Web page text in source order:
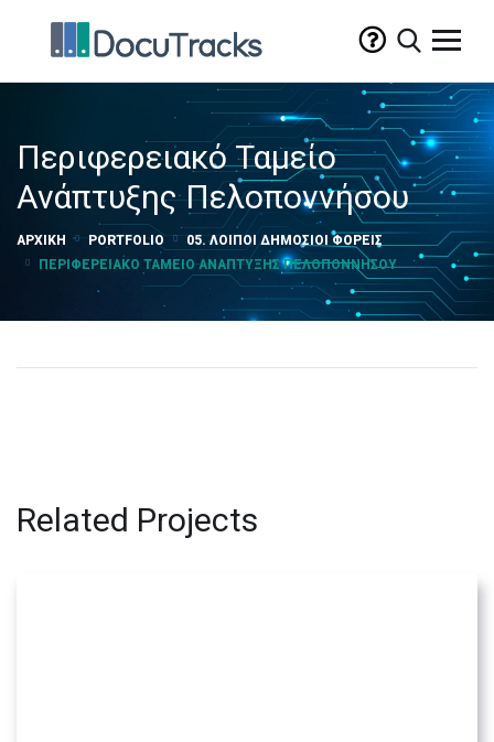
Περιφερειακό Ταμείο
Ανάπτυξης Πελοποννήσου
ΑΡΧΙΚΉ PORTFOLIO
05. ΛΟΙΠΟΊ ΔΗΜΌΣΙΟΙ ΦΟΡΕΊΣ
ΠΕΡΙΦΕΡΕΙΑΚΌ ΤΑΜΕΊΟ ΑΝΆΠΤΥΞΗΣ ΠΕΛΟΠΟΝΝΉΣΟΥ
Related Projects